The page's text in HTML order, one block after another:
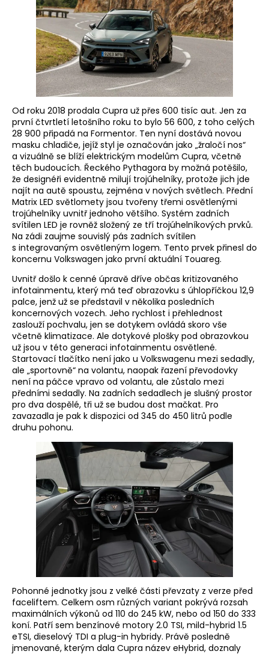
Od roku 2018 prodala Cupra už přes 600 tisíc aut. Jen za
první čtvrtletí letošního roku to bylo 56 600, z toho celých
28 900 připadá na Formentor. Ten nyní dostává novou
masku chladiče, jejíž styl je označován jako „žraločí nos“
a vizuálně se blíží elektrickým modelům Cupra, včetně
těch budoucích. Řeckého Pythagora by možná potěšilo,
že designéři evidentně milují trojúhelníky, protože jich jde
najít na autě spoustu, zejména v nových světlech. Přední
Matrix LED světlomety jsou tvořeny třemi osvětlenými
trojúhelníky uvnitř jednoho většího. Systém zadních
svítilen LED je rovněž složený ze tří trojúhelníkových prvků.
Na zádi zaujme souvislý pás zadních svítilen
s integrovaným osvětleným logem. Tento prvek přinesl do
koncernu Volkswagen jako první aktuální Touareg.
Uvnitř došlo k cenné úpravě dříve občas kritizovaného
infotainmentu, který má teď obrazovku s úhlopříčkou 12,9
palce, jenž už se představil v několika posledních
koncernových vozech. Jeho rychlost i přehlednost
zaslouží pochvalu, jen se dotykem ovládá skoro vše
včetně klimatizace. Ale dotykové plošky pod obrazovkou
už jsou v této generaci infotainmentu osvětlené.
Startovací tlačítko není jako u Volkswagenu mezi sedadly,
ale „sportovně“ na volantu, naopak řazení převodovky
není na páčce vpravo od volantu, ale zůstalo mezi
předními sedadly. Na zadních sedadlech je slušný prostor
pro dva dospělé, tři už se budou dost mačkat. Pro
zavazadla je pak k dispozici od 345 do 450 litrů podle
druhu pohonu.
Pohonné jednotky jsou z velké části převzaty z verze před
faceliftem. Celkem osm různých variant pokrývá rozsah
maximálních výkonů od 110 do 245 kW, nebo od 150 do 333
koní. Patří sem benzínové motory 2.0 TSI, mild-hybrid 1.5
eTSI, dieselový TDI a plug-in hybridy. Právě posledně
jmenované, kterým dala Cupra název eHybrid, doznaly